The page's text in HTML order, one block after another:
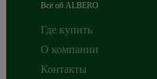
Всё об ALBERO
Где купить
О компании
Контакты